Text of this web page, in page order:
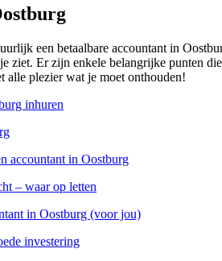
een betaalbare accountant in
ziet. Er zijn enkele belangrijke punten
alle plezier wat je moet onthouden!
inhuren
accountant in Oostburg
– waar op letten
in Oostburg (voor jou)
investering